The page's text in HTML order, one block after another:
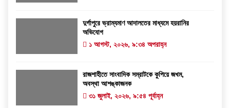
দুর্গাপুরে ভ্রাম্যমাণ আদালতের মাধ্যমে হয়রানির
অভিযোগ
১ আগস্ট, ২০২৬, ৯:৩৪ অপরাহ্ন
রাজশাহীতে সাংবাদিক সম্রাটকে কুপিয়ে জখম,
অবস্থা আশঙ্কাজনক
৩১ জুলাই, ২০২৬, ৯:৫৪ পূর্বাহ্ন